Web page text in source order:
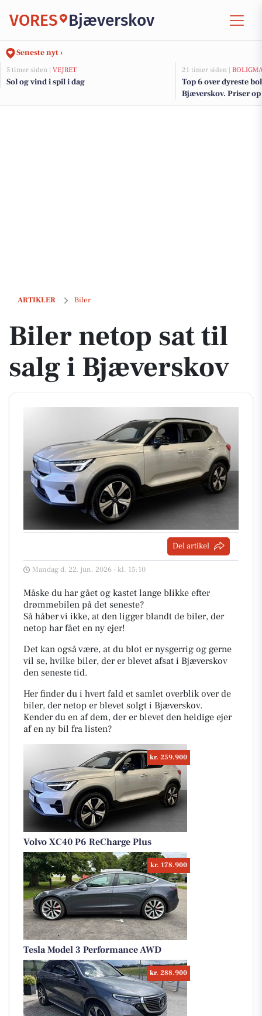
VORES Bjæverskov
Seneste nyt ›
5 timer siden | VEJRET
Sol og vind i spil i dag
21 timer siden |
Top 6 over dyreste
Bjæverskov. Priser
ARTIKLER Biler
Biler netop sat til salg i Bjæverskov
Biler netop sat til
salg i Bjæverskov
Del artikel
Mandag d. 22. jun. 2026 - kl. 15:10
Måske du har gået og kastet lange blikke efter
drømmebilen på det seneste?
Så håber vi ikke, at den ligger blandt de biler, der
netop har fået en ny ejer!
Det kan også være, at du blot er nysgerrig og gerne
vil se, hvilke biler, der er blevet afsat i Bjæverskov
den seneste tid.
Her finder du i hvert fald et samlet overblik over de
biler, der netop er blevet solgt i Bjæverskov.
Kender du en af dem, der er blevet den heldige ejer
af en ny bil fra listen?
kr. 259.900
Volvo XC40 P6 ReCharge Plus
kr. 178.900
Tesla Model 3 Performance AWD
kr. 288.900